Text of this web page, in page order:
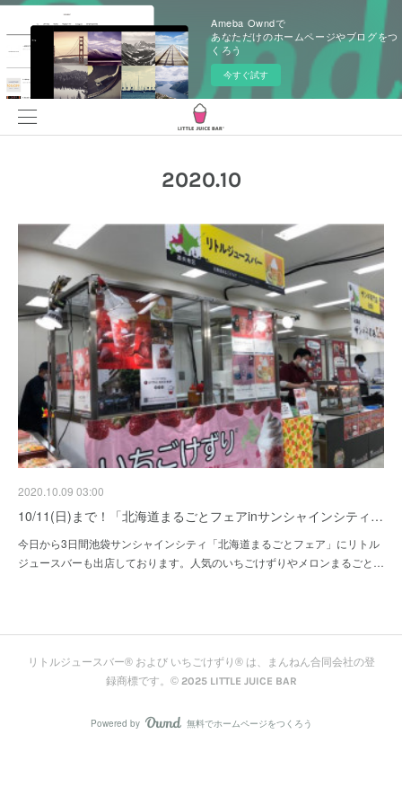
Ameba Owndで
あなただけのホームページやブログをつ
くろう
今すぐ試す
2020.10
2020.10.09 03:00
10/11(日)まで！「北海道まるごとフェアinサンシャインシティ…
今日から3日間池袋サンシャインシティ「北海道まるごとフェア」にリトル
ジュースバーも出店しております。人気のいちごけずりやメロンまるごと…
リトルジュースバー® および いちごけずり® は、まんねん合同会社の登
録商標です。© 2025 LITTLE JUICE BAR
Powered by AmebaOwnd
無料でホームページをつくろう